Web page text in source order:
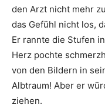
den Arzt nicht mehr
das Gefühl nicht los,
Er rannte die Stufen
Herz pochte
von den Bildern in
Albtraum! Aber er
ziehen.